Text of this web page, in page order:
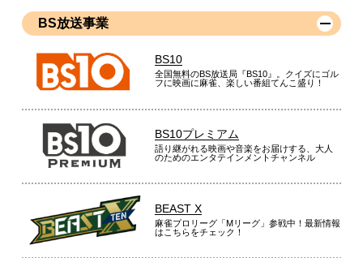
BS放送事業
BS10
全国無料のBS放送局『BS10』。クイズにゴル
フに映画に麻雀、楽しい番組てんこ盛り！
BS10プレミアム
語り継がれる映画や音楽をお届けする、大人
のためのエンタテインメントチャンネル
BEAST X
麻雀プロリーグ「Mリーグ」参戦中！最新情報
はこちらをチェック！